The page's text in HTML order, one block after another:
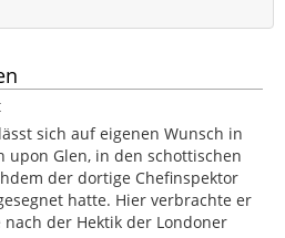
sich auf eigenen Wunsch in
upon Glen, in den schottischen
der dortige Chefinspektor
hatte. Hier verbrachte er
der Hektik der Londoner